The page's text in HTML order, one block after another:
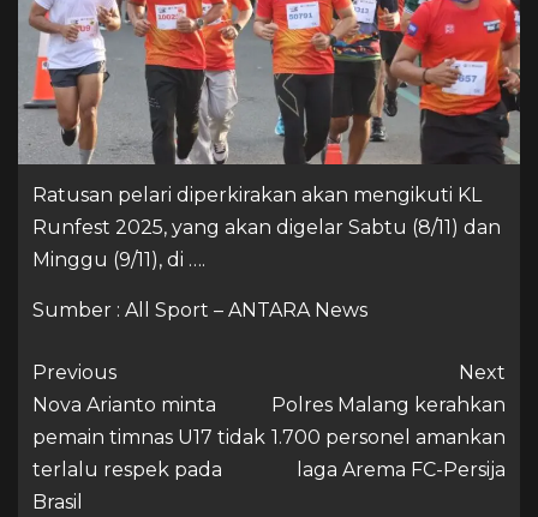
Ratusan pelari diperkirakan akan mengikuti KL
Runfest 2025, yang akan digelar Sabtu (8/11) dan
Minggu (9/11), di ….
Sumber : All Sport – ANTARA News
Previous
Nova Arianto minta
pemain timnas U17 tidak
terlalu respek pada
Brasil
Next
Polres Malang kerahkan
1.700 personel amankan
laga Arema FC-Persija